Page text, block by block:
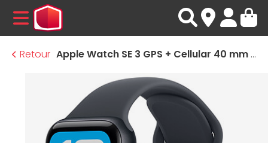
MENU
Retour
Apple Watch SE 3 GPS + Cellular 40 mm Minuit Bracelet Sport Sport Minuit S/M